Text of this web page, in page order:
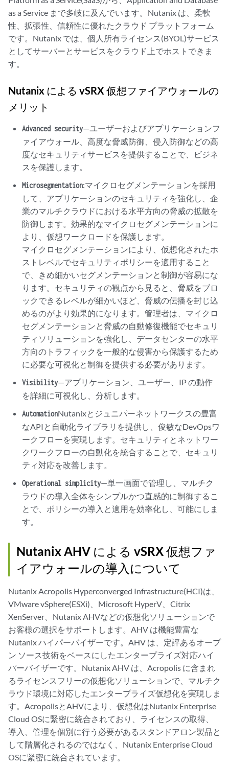
as a Service まで多岐に及んでいます。Nutanix は、柔軟
性、拡張性、信頼性に優れたクラウド プラットフォーム
です。Nutanix では、個人所有ライセンス(BYOL)サービス
としてサーバーとサービスをクラウド上でホストできま
す。
Nutanix による vSRX 仮想ファイアウォールの
メリット
Advanced security—ユーザーおよびアプリケーションフ
ァイアウォール、高度な脅威防御、侵入防御などの高
度なセキュリティサービスを提供することで、ビジネ
スを保護します。
Microsegmentation:マイクロセグメンテーションを採用
して、アプリケーションのセキュリティを強化し、企
業のマルチクラウドにおける水平方向の脅威の拡散を
防御します。効果的なマイクロセグメンテーションに
より、仮想ワークロードを保護します。
マイクロセグメンテーションにより、仮想化されたホ
ストレベルでセキュリティポリシーを適用すること
で、きめ細かいセグメンテーションと制御が容易にな
ります。セキュリティの観点から見ると、脅威をブロ
ックできるレベルが細かいほど、脅威の伝播を封じ込
めるのがより効果的になります。管理者は、マイクロ
セグメンテーションと脅威の自動修復機能でセキュリ
ティソリューションを強化し、データセンターの水平
方向のトラフィックを一般的な侵害から保護するため
に必要な可視化と制御を提供する必要があります。
Visibility—アプリケーション、ユーザー、IP の動作
を詳細に可視化し、分析します。
AutomationNutanixとジュニパーネットワークスの豊富
なAPIと自動化ライブラリを提供し、俊敏なDevOpsワ
ークフローを実現します。セキュリティとネットワー
クワークフローの自動化を統合することで、セキュリ
ティ対応を改善します。
Operational simplicity—単一画面で管理し、マルチク
ラウドの導入全体をシンプルかつ直感的に制御するこ
とで、ポリシーの導入と適用を効率化し、可能にしま
す。
Nutanix AHV による vSRX 仮想ファ
イアウォールの導入について
Nutanix Acropolis Hyperconverged Infrastructure(HCI)は、
VMware vSphere(ESXi)、Microsoft HyperV、Citrix
XenServer、Nutanix AHVなどの仮想化ソリューションで
お客様の選択をサポートします。AHV は機能豊富な
Nutanix ハイパーバイザーです。AHV は、定評あるオープ
ン ソース技術をベースにしたエンタープライズ対応ハイ
パーバイザーです。Nutanix AHV は、Acropolis に含まれ
るライセンスフリーの仮想化ソリューションで、マルチク
ラウド環境に対応したエンタープライズ仮想化を実現しま
す。AcropolisとAHVにより、仮想化はNutanix Enterprise
Cloud OSに緊密に統合されており、ライセンスの取得、
導入、管理を個別に行う必要があるスタンドアロン製品と
して階層化されるのではなく、Nutanix Enterprise Cloud
OSに緊密に統合されています。